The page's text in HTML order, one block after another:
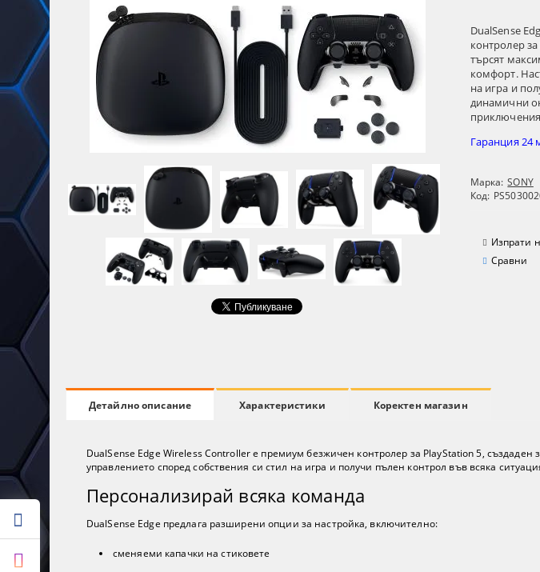
DualSense
контролер
търсят
комфорт.
на игра и
динамични
Гаранция 24
Марка: SONY
Код:
Изпрати
Сравни
Детайлно описание Характеристики Коректен магазин
DualSense Edge Wireless Controller е премиум безжичен контролер за PlayStation 5,
управлението според собствения си стил на игра и получи пълен контрол във всяка
Персонализирай всяка команда
DualSense Edge предлага разширени опции за настройка, включително:
сменяеми капачки на стиковете